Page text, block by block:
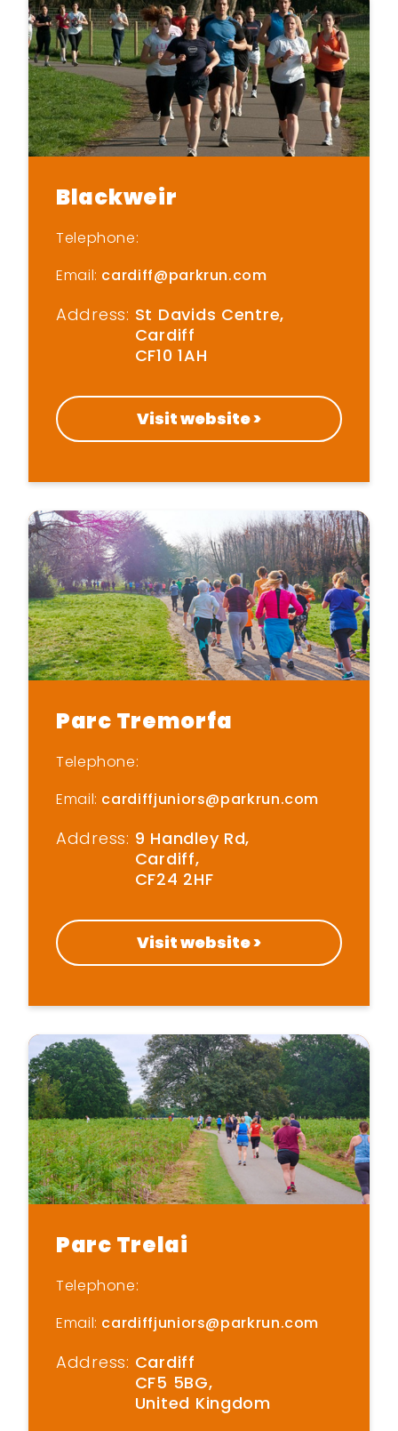
Blackweir
Telephone:
Email: cardiff@parkrun.com
Address: St Davids Centre,
Cardiff
CF10 1AH
Visit website >
Parc Tremorfa
Telephone:
Email: cardiffjuniors@parkrun.com
Address: 9 Handley Rd,
Cardiff,
CF24 2HF
Visit website >
Parc Trelai
Telephone:
Email: cardiffjuniors@parkrun.com
Address: Cardiff
CF5 5BG,
United Kingdom